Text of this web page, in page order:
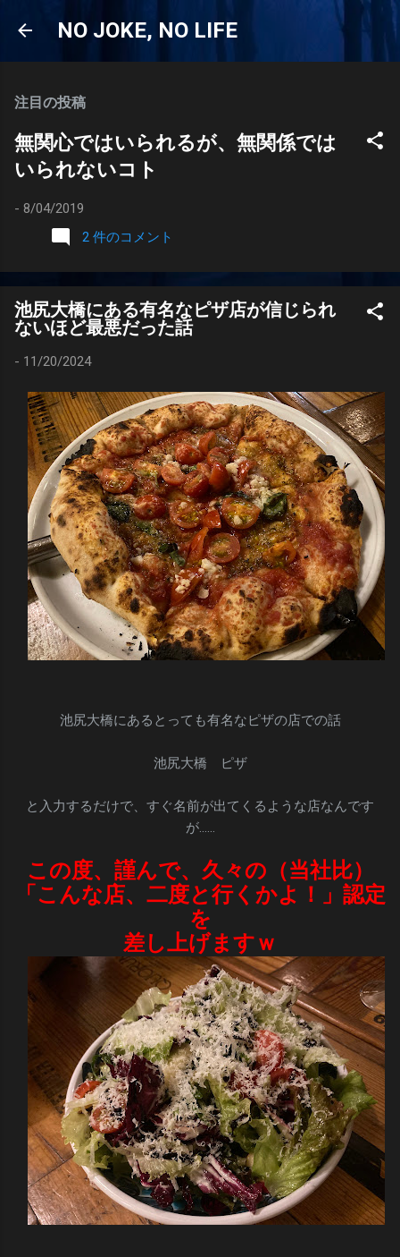
スキップしてメイン コンテンツに移動
NO JOKE, NO LIFE
注目の投稿
無関心ではいられるが、無関係では
いられないコト
- 8/04/2019
2 件のコメント
池尻大橋にある有名なピザ店が信じられ
ないほど最悪だった話
- 11/20/2024
池尻大橋にあるとっても有名なピザの店での話
池尻大橋 ピザ
と入力するだけで、すぐ名前が出てくるような店なんです
が……
この度、謹んで、久々の（当社比）
「こんな店、二度と行くかよ！」認定
を
差し上げますｗ